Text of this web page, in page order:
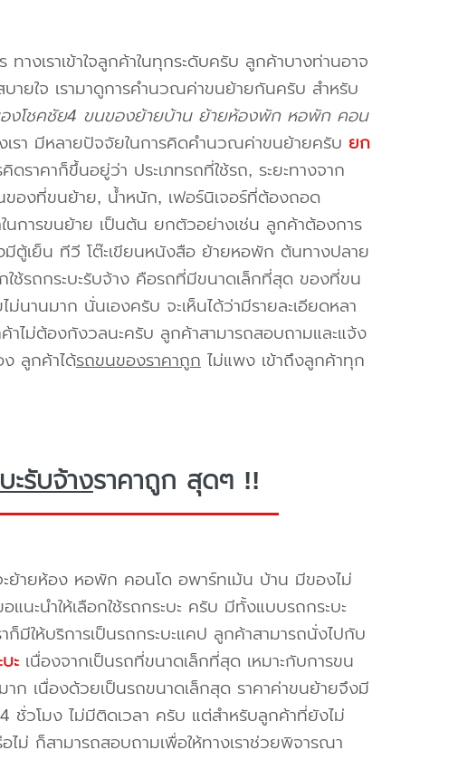
างเราเข้าใจลูกค้าในทุกระดับครับ ลูกค้าบางท่านอาจ
ยใจ เรามาดูการคำนวณค่าขนย้ายกันครับ สำหรับ
งโชคชัย4 ขนของย้ายบ้าน ย้ายห้องพัก หอพัก คอน
รา มีหลายปัจจัยในการคิดคำนวณค่าขนย้ายครับ ยก
ดราคาก็ขึ้นอยู่ว่า ประเภทรถที่ใช้รถ, ระยะทางจาก
องที่ขนย้าย, น้ำหนัก, เฟอร์นิเจอร์ที่ต้องถอด
นการขนย้าย เป็นต้น ยกตัวอย่างเช่น ลูกค้าต้องการ
มีตู้เย็น ทีวี โต๊ะเขียนหนังสือ ย้ายหอพัก ต้นทางปลาย
ช้รถกระบะรับจ้าง คือรถที่มีขนาดเล็กที่สุด ของที่ขน
นานมาก นั่นเองครับ จะเห็นได้ว่ามีรายละเอียดหลา
าไม่ต้องกังวลนะครับ ลูกค้าสามารถสอบถามและแจ้ง
ง ลูกค้าได้รถขนของราคาถูกไม่แพง เข้าถึงลูกค้าทุก
ะรับจ้างราคาถูก สุดๆ !!
ย้ายห้อง หอพัก คอนโด อพาร์ทเม้น บ้าน มีของไม่
แนะนำให้เลือกใช้รถกระบะ ครับ มีทั้งแบบรถกระบะ
ให้บริการเป็นรถกระบะแคป ลูกค้าสามารถนั่งไปกับ
ะเนื่องจากเป็นรถที่ขนาดเล็กที่สุด เหมาะกับการขน
เนื่องด้วยเป็นรถขนาดเล็กสุด ราคาค่าขนย้ายจึงมี
วโมง ไม่มีติดเวลา ครับ แต่สำหรับลูกค้าที่ยังไม่
ไม่ ก็สามารถสอบถามเพื่อให้ทางเราช่วยพิจารณา